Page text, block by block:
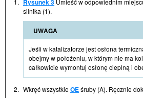
Rysunek 3
silnika (1).
UWAGA
Jeśli w katalizatorze jest osłona
obejmy w położeniu, w którym nie ma
całkowicie wymontuj osłonę cieplną i
2. Wkręć wszystkieOEśruby (A). Ręcznie